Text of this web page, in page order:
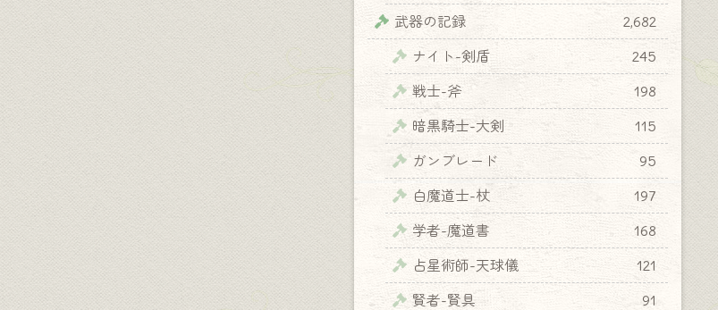
武器の記録
2,682
ナイト-剣盾
245
戦士-斧
198
暗黒騎士-大剣
115
ガンブレード
95
白魔道士-杖
197
学者-魔道書
168
占星術師-天球儀
121
賢者-賢具
91